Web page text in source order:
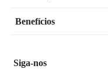
Benefícios
Siga-nos